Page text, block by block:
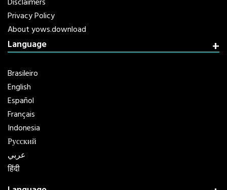
Disclaimers
Privacy Policy
About yows.download
Language
Brasileiro
English
Español
Français
Indonesia
Русский
عربي
हिंदी